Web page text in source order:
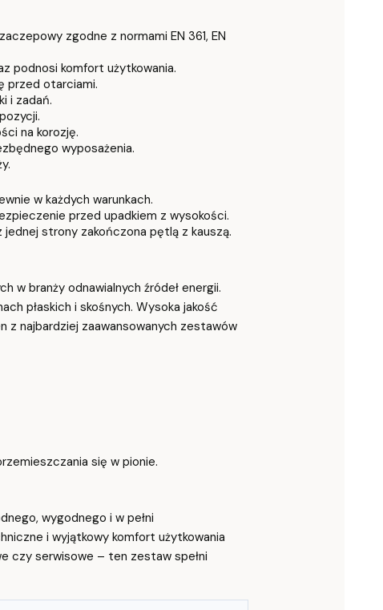
zgodne z normami EN 361, EN
podnosi komfort użytkowania.
przed otarciami.
i zadań.
na korozję.
wyposażenia.
w każdych warunkach.
przed upadkiem z wysokości.
jednej strony zakończona pętlą z kauszą.
w branży odnawialnych źródeł energii.
płaskich i skośnych. Wysoka jakość
z najbardziej zaawansowanych zestawów
się w pionie.
wygodnego i w pełni
i wyjątkowy komfort użytkowania
czy serwisowe – ten zestaw spełni